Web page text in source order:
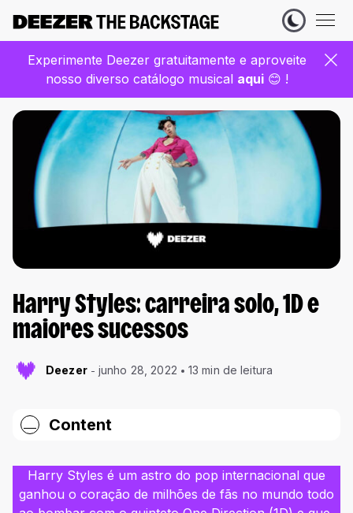
Experimente Deezer gratuitamente e aproveite
nosso diverso catálogo musical aqui 😊 !
Harry Styles: carreira solo, 1D e
maiores sucessos
Deezer junho 28, 2022 13 min de leitura
Content
Infância
Harry Styles é um astro do pop internacional que
ganhou o coração de milhões de fãs no mundo todo